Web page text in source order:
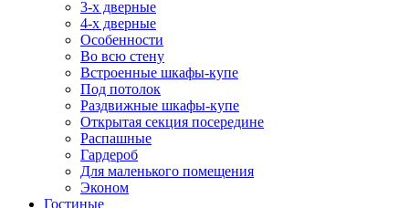
3-х дверные
4-х дверные
Особенности
Во всю стену
Встроенные шкафы-купе
Под потолок
Раздвижные шкафы-купе
Открытая секция посередине
Распашные
Гардероб
Для маленького помещения
Эконом
Гостиные